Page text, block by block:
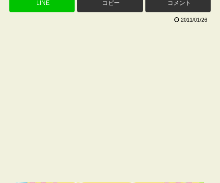
LINE コピー コメント
2011/01/26